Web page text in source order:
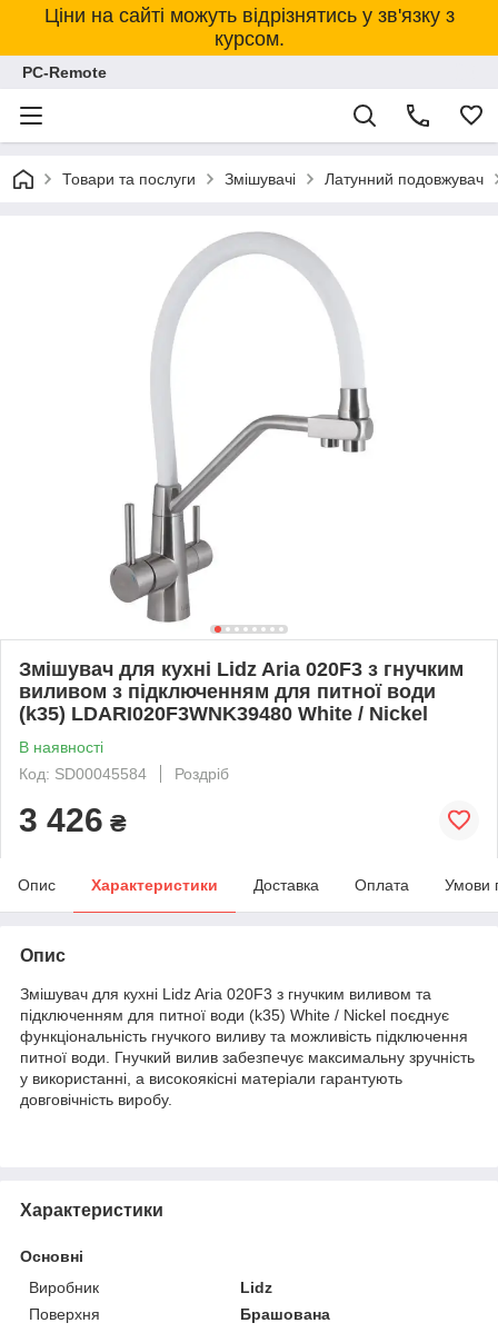
Ціни на сайті можуть відрізнятись у зв'язку з
курсом.
PC-Remote
Товари та послуги Змішувачі Латунний подовжувач
Змішувач для кухні Lidz Aria 020F3 з гнучким
виливом з підключенням для питної води
(k35) LDARI020F3WNK39480 White / Nickel
В наявності
Код: SD00045584
Роздріб
3 426 ₴
Опис Характеристики Доставка Оплата Умови
Опис
Змішувач для кухні Lidz Aria 020F3 з гнучким виливом та
підключенням для питної води (k35) White / Nickel поєднує
функціональність гнучкого виливу та можливість підключення
питної води. Гнучкий вилив забезпечує максимальну зручність
у використанні, а високоякісні матеріали гарантують
довговічність виробу.
Характеристики
Основні
Виробник
Lidz
Поверхня
Брашована